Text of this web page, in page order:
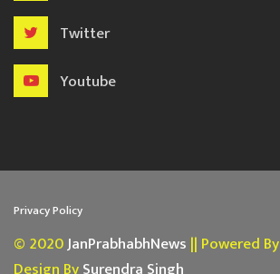
Twitter
Youtube
Privacy Policy
© 2020JanPrabhabhNews || Powered By